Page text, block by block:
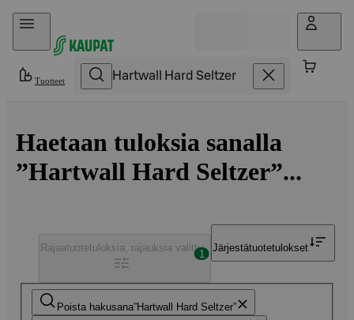
Hyppää sisältöön
Tuotteet
Haetaan tuloksia sanalla
”Hartwall Hard Seltzer”...
Poista hakusana Hartwall Hard Seltzer
Rajaatuotetuloksia, rajauksia valittu
1
Järjestätuotetulokset